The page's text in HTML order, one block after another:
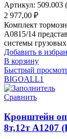
Артикул: 509.003
2 977,00 ₽
Комплект
A0815/14
системы
Добавить в
В корзину
Быстрый
BIGOALL1
Сравнить
Кронштейн
8т,12т A1207